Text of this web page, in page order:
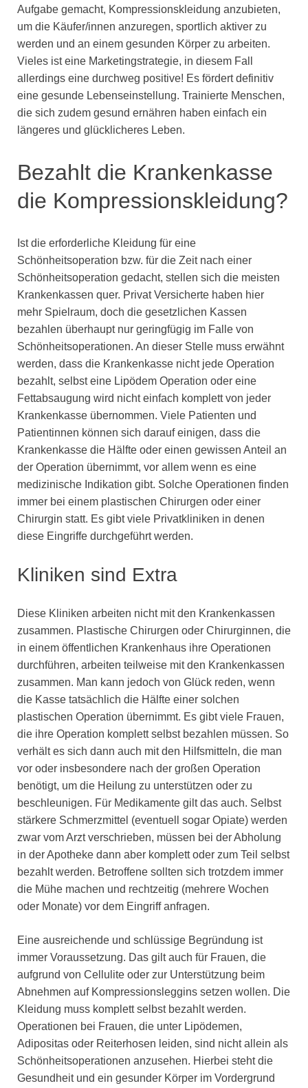
Aufgabe gemacht, Kompressionskleidung anzubieten,
um die Käufer/innen anzuregen, sportlich aktiver zu
werden und an einem gesunden Körper zu arbeiten.
Vieles ist eine Marketingstrategie, in diesem Fall
allerdings eine durchweg positive! Es fördert definitiv
eine gesunde Lebenseinstellung. Trainierte Menschen,
die sich zudem gesund ernähren haben einfach ein
längeres und glücklicheres Leben.
Bezahlt die Krankenkasse
die Kompressionskleidung?
Ist die erforderliche Kleidung für eine
Schönheitsoperation bzw. für die Zeit nach einer
Schönheitsoperation gedacht, stellen sich die meisten
Krankenkassen quer. Privat Versicherte haben hier
mehr Spielraum, doch die gesetzlichen Kassen
bezahlen überhaupt nur geringfügig im Falle von
Schönheitsoperationen. An dieser Stelle muss erwähnt
werden, dass die Krankenkasse nicht jede Operation
bezahlt, selbst eine Lipödem Operation oder eine
Fettabsaugung wird nicht einfach komplett von jeder
Krankenkasse übernommen. Viele Patienten und
Patientinnen können sich darauf einigen, dass die
Krankenkasse die Hälfte oder einen gewissen Anteil an
der Operation übernimmt, vor allem wenn es eine
medizinische Indikation gibt. Solche Operationen finden
immer bei einem plastischen Chirurgen oder einer
Chirurgin statt. Es gibt viele Privatkliniken in denen
diese Eingriffe durchgeführt werden.
Kliniken sind Extra
Diese Kliniken arbeiten nicht mit den Krankenkassen
zusammen. Plastische Chirurgen oder Chirurginnen, die
in einem öffentlichen Krankenhaus ihre Operationen
durchführen, arbeiten teilweise mit den Krankenkassen
zusammen. Man kann jedoch von Glück reden, wenn
die Kasse tatsächlich die Hälfte einer solchen
plastischen Operation übernimmt. Es gibt viele Frauen,
die ihre Operation komplett selbst bezahlen müssen. So
verhält es sich dann auch mit den Hilfsmitteln, die man
vor oder insbesondere nach der großen Operation
benötigt, um die Heilung zu unterstützen oder zu
beschleunigen. Für Medikamente gilt das auch. Selbst
stärkere Schmerzmittel (eventuell sogar Opiate) werden
zwar vom Arzt verschrieben, müssen bei der Abholung
in der Apotheke dann aber komplett oder zum Teil selbst
bezahlt werden. Betroffene sollten sich trotzdem immer
die Mühe machen und rechtzeitig (mehrere Wochen
oder Monate) vor dem Eingriff anfragen.
Eine ausreichende und schlüssige Begründung ist
immer Voraussetzung. Das gilt auch für Frauen, die
aufgrund von Cellulite oder zur Unterstützung beim
Abnehmen auf Kompressionsleggins setzen wollen. Die
Kleidung muss komplett selbst bezahlt werden.
Operationen bei Frauen, die unter Lipödemen,
Adipositas oder Reiterhosen leiden, sind nicht allein als
Schönheitsoperationen anzusehen. Hierbei steht die
Gesundheit und ein gesunder Körper im Vordergrund